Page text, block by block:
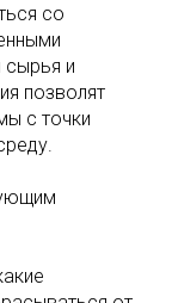
со
и
позволят
с точки